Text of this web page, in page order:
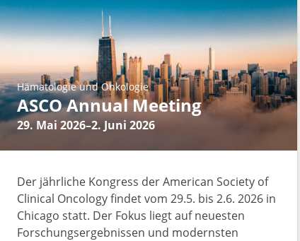
Hämatologie und Onkologie
ASCO Annual Meeting
29. Mai 2026–2. Juni 2026
Der jährliche Kongress der American Society of
Clinical Oncology findet vom 29.5. bis 2.6. 2026 in
Chicago statt. Der Fokus liegt auf neuesten
Forschungsergebnissen und modernsten